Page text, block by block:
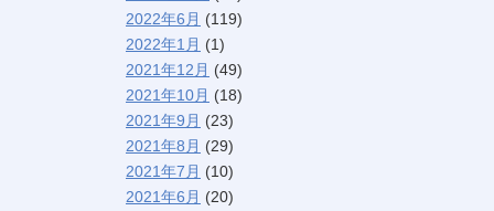
2022年6月 (119)
2022年1月 (1)
2021年12月 (49)
2021年10月 (18)
2021年9月 (23)
2021年8月 (29)
2021年7月 (10)
2021年6月 (20)